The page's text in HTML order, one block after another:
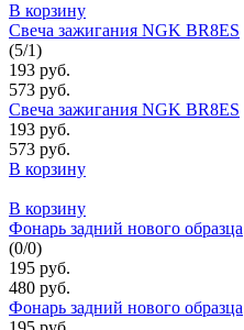
В корзину
Свеча зажигания NGK BR8ES
(5/1)
193 руб.
573 руб.
Свеча зажигания NGK BR8ES
193 руб.
573 руб.
В корзину
В корзину
Фонарь задний нового образца
(0/0)
195 руб.
480 руб.
Фонарь задний нового образца